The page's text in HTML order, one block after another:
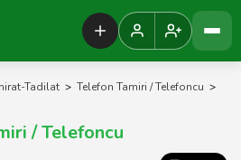
Tadilat > Telefon Tamiri / Telefoncu >
/ Telefoncu